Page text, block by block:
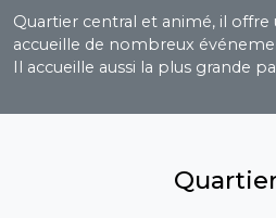
Quartier central et animé, il
accueille de nombreux
Il accueille aussi la plus grande